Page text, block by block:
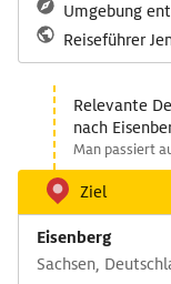
Umgebung
Reiseführer
Relevante
nach
Man passiert
Ziel
Eisenberg
Sachsen,